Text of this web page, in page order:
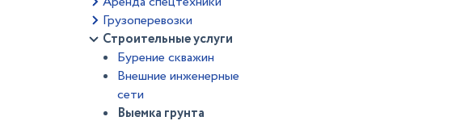
Грузоперевозки
Строительные услуги
Бурение скважин
Внешние инженерные
сети
Выемка грунта